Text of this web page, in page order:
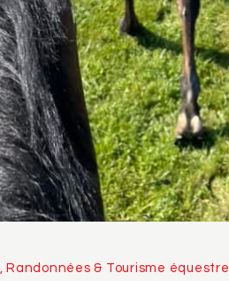
Randonnées & Tourisme équestre